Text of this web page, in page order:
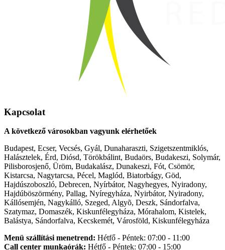
Kapcsolat
A következő városokban vagyunk elérhetőek
Budapest, Ecser, Vecsés, Gyál, Dunaharaszti, Szigetszentmiklós,
Halásztelek, Érd, Diósd, Törökbálint, Budaörs, Budakeszi, Solymár,
Pilisborosjenő, Üröm, Budakalász, Dunakeszi, Fót, Csömör,
Kistarcsa, Nagytarcsa, Pécel, Maglód, Biatorbágy, Göd,
Hajdúszoboszló, Debrecen, Nyírbátor, Nagyhegyes, Nyiradony,
Hajdúböszörmény, Pallag, Nyíregyháza, Nyirbátor, Nyiradony,
Kállósemjén, Nagykálló, Szeged, Algyõ, Deszk, Sándorfalva,
Szatymaz, Domaszék, Kiskunfélegyháza, Mórahalom, Kistelek,
Balástya, Sándorfalva, Kecskemét, Városföld, Kiskunfélegyháza
Menü szállítási menetrend: Hétfő - Péntek: 07:00 - 11:00
Call center munkaórák: Hétfő - Péntek: 07:00 - 15:00